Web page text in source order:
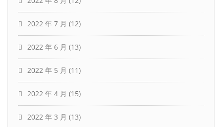
2022 年 7 月 (12)
2022 年 6 月 (13)
2022 年 5 月 (11)
2022 年 4 月 (15)
2022 年 3 月 (13)